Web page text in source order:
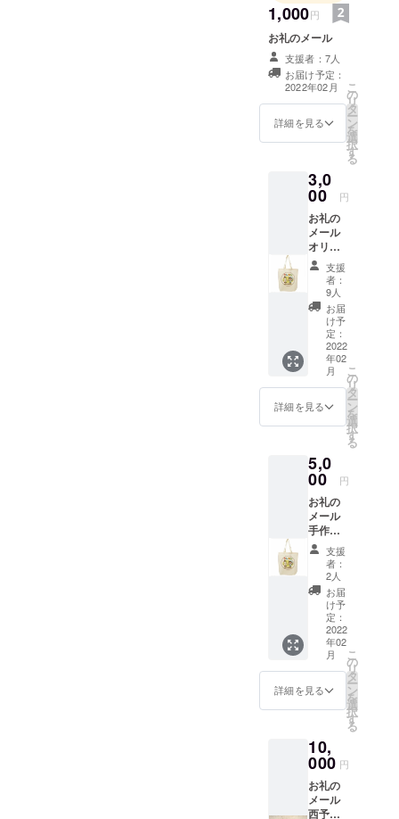
1,000円
お礼のメール
支援者：7人
お届け予定：
2022年02月
詳細を見る
こ
の
リ
タ
ー
ン
を
選
択
す
る
3,0
00 円
お礼の
メール
オリジ
ナル
トート
バック
（A 4サ
イズが
入るサ
イズの
縦型不
織布
トート
で
す。）
支援
者：
9人
お届
け予
定：
2022
年02
月
詳細を見る
こ
の
リ
タ
ー
ン
を
選
択
す
る
5,0
00 円
お礼の
メール
手作り
スクー
ルバッ
ク サイ
ズ：横
42セン
チ 28
センチ
※数セン
チの誤
差はあ
りま
す。 柄
は選べ
ん。 オ
リジナ
ルトー
トバッ
ク （A
4サイズ
支援
者：
2人
お届
け予
定：
2022
年02
月
詳細を見る
こ
の
リ
タ
ー
ン
を
選
択
す
る
10,
000 円
お礼の
メール
西予自